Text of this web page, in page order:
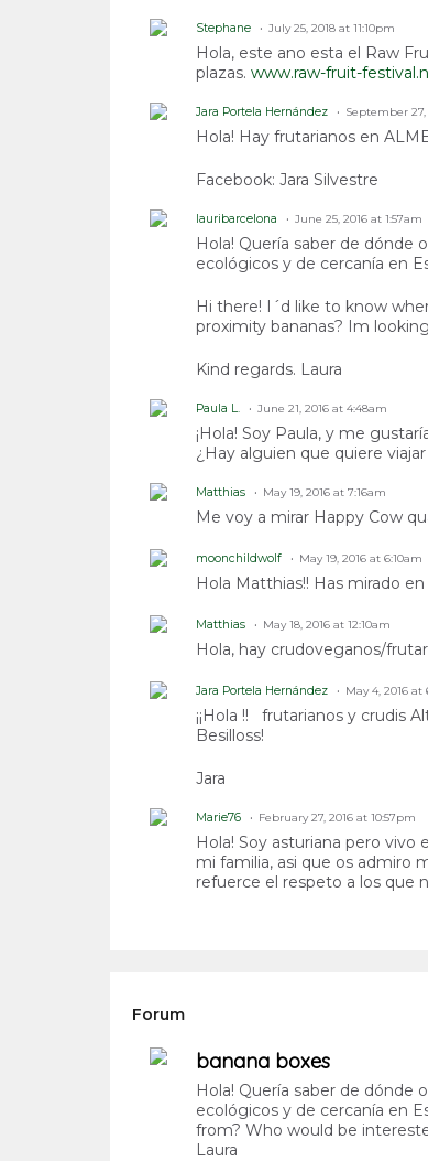
Stephane July 25, 2018 at 11:10pm
Hola, este ano esta el Raw
plazas. www.raw-fruit-
Jara Portela Hernández September
Hola! Hay frutarianos en
Facebook: Jara Silvestre
lauribarcelona June 25, 2016 at 1:57am
Hola! Quería saber de dónde
ecológicos y de cercanía en
Hi there! I´d like to know
proximity bananas? Im
Kind regards. Laura
Paula L. June 21, 2016 at 4:48am
¡Hola! Soy Paula, y me
¿Hay alguien que quiere
Matthias May 19, 2016 at 7:16am
Me voy a mirar Happy Cow
moonchildwolf May 19, 2016 at 6:10am
Hola Matthias!! Has mirado
Matthias May 18, 2016 at 12:10am
Hola, hay crudoveganos/
Jara Portela Hernández May 4, 2016 at
¡¡Hola !! frutarianos y crudis
Besilloss!
Jara
Marie76 February 27, 2016 at 10:57pm
Hola! Soy asturiana pero
mi familia, asi que os admiro
refuerce el respeto a los que
Forum
banana boxes
Hola! Quería saber de dónde
ecológicos y de cercanía en
from? Who would be
Laura